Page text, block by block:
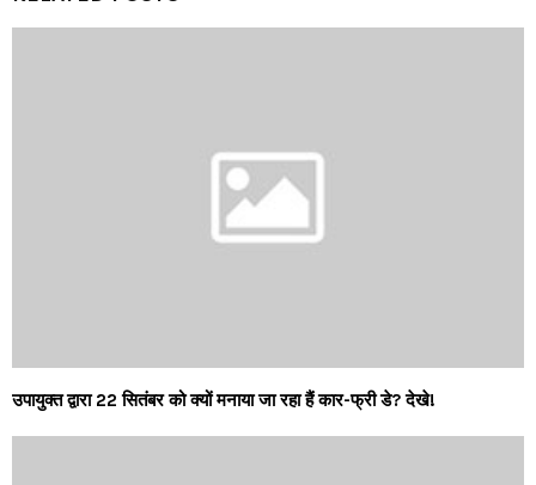
उपायुक्त द्वारा 22 सितंबर को क्यों मनाया जा रहा हैं कार-फ्री डे? देखे!